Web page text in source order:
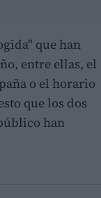
que han
entre ellas, el
o el horario
que los dos
han